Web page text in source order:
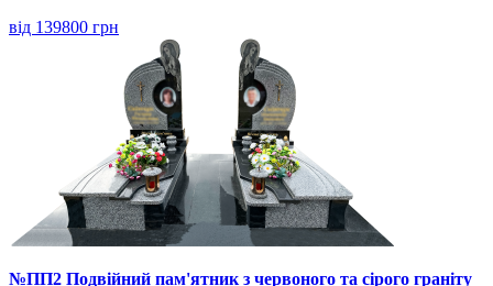
від 139800 грн
№ПП2 Подвійний пам'ятник з червоного та сірого граніту